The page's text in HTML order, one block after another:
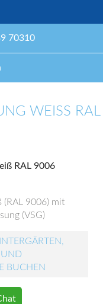
70310
WEISS RAL 9
(RAL 9006) mit
(VSG)
UND
BUCHEN